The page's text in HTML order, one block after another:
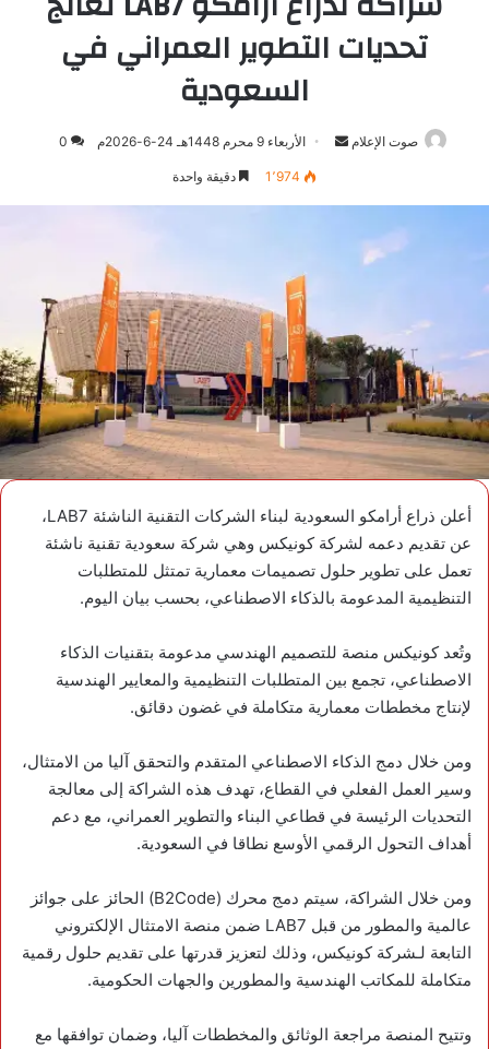
تحديات التطوير العمراني في
السعودية
صوت الإعلام
أرسلالأربعاء 9 محرم 1448هـ 24-6-2026م 0
1٬974 دقيقة واحدة
أعلن ذراع أرامكو السعودية لبناء الشركات التقنية الناشئة LAB7،
عن تقديم دعمه لشركة كونيكس وهي شركة سعودية تقنية ناشئة
تعمل على تطوير حلول تصميمات معمارية تمتثل للمتطلبات
التنظيمية المدعومة بالذكاء الاصطناعي، بحسب بيان اليوم.
وتُعد كونيكس منصة للتصميم الهندسي مدعومة بتقنيات الذكاء
الاصطناعي، تجمع بين المتطلبات التنظيمية والمعايير الهندسية
لإنتاج مخططات معمارية متكاملة في غضون دقائق.
ومن خلال دمج الذكاء الاصطناعي المتقدم والتحقق آليا من الامتثال،
وسير العمل الفعلي في القطاع، تهدف هذه الشراكة إلى معالجة
التحديات الرئيسة في قطاعي البناء والتطوير العمراني، مع دعم
أهداف التحول الرقمي الأوسع نطاقا في السعودية.
ومن خلال الشراكة، سيتم دمج محرك (B2Code) الحائز على جوائز
عالمية والمطور من قبل LAB7 ضمن منصة الامتثال الإلكتروني
التابعة لـشركة كونيكس، وذلك لتعزيز قدرتها على تقديم حلول رقمية
متكاملة للمكاتب الهندسية والمطورين والجهات الحكومية.
وتتيح المنصة مراجعة الوثائق والمخططات آليا، وضمان توافقها مع